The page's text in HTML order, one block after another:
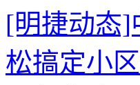
[明捷动态]
松搞定小